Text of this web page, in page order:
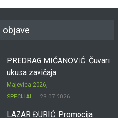
objave
PREDRAG MIĆANOVIĆ: Čuvari
ukusa zavičaja
Majevica 2026
SPECIJAL
23.07.2026.
LAZAR ĐURIĆ: Promocija